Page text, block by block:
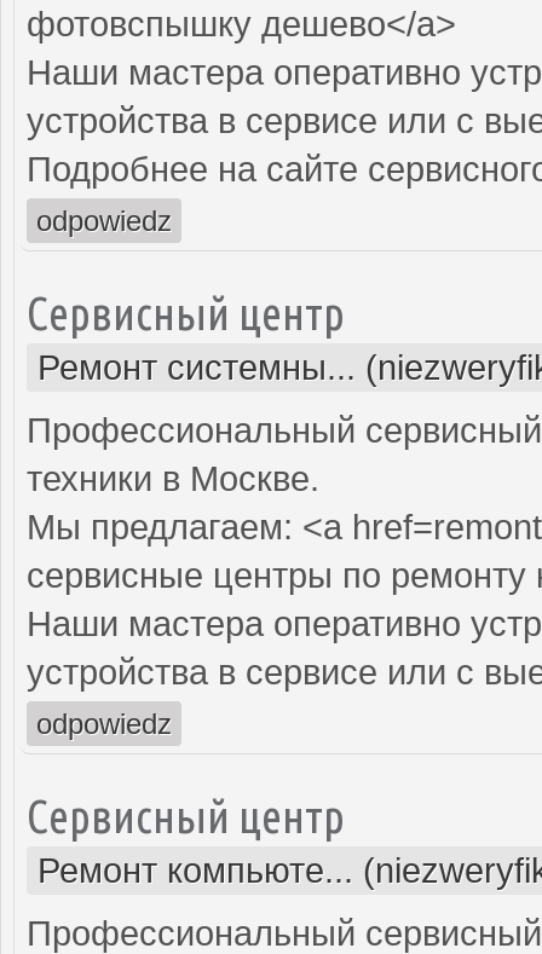
фотовспышку дешево</a>
Наши мастера оперативно
устройства в сервисе или с
Подробнее на сайте
odpowiedz
Сервисный центр
Ремонт системны...
Профессиональный
техники в Москве.
Мы предлагаем: <a
сервисные центры по ремонту
Наши мастера оперативно
устройства в сервисе или с
odpowiedz
Сервисный центр
Ремонт компьюте...
Профессиональный